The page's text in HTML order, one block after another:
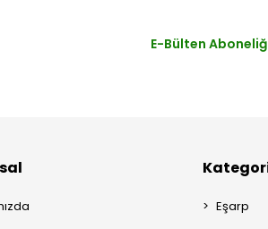
E-Bülten
Eşarp